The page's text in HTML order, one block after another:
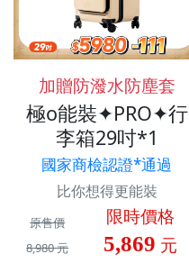
加贈防潑水防塵套
極o能裝✦PRO✦行
李箱29吋*1
國家商檢認證*通過
比你想得更能裝
原售價
8,980 元
限時價格
5,869 元